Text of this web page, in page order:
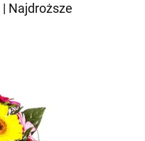
| Najdroższe